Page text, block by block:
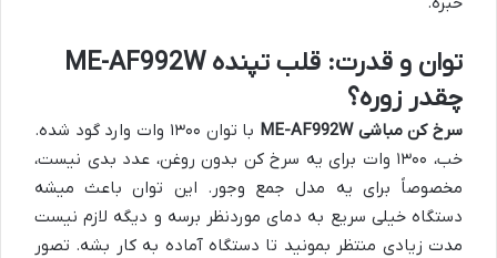
توان و قدرت: قلب تپنده ME-AF992W
چقدر زوره؟
سرخ کن مباشی ME-AF992W
با توان ۱۳۰۰ وات وارد گود شده.
خب، ۱۳۰۰ وات برای یه سرخ کن بدون روغن، عدد بدی نیست،
مخصوصاً برای یه مدل جمع وجور. این توان باعث میشه
دستگاه خیلی سریع به دمای موردنظر برسه و دیگه لازم نیست
مدت زیادی منتظر بمونید تا دستگاه آماده به کار بشه. تصور